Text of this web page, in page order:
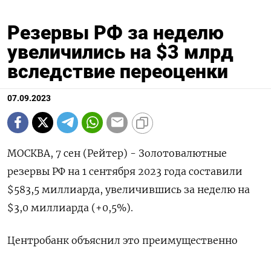
Резервы РФ за неделю
увеличились на $3 млрд
вследствие переоценки
07.09.2023
МОСКВА, 7 сен (Рейтер) - Золотовалютные
резервы РФ на 1 сентября 2023 года составили
$583,5 миллиарда, увеличившись за неделю на
$3,0 миллиарда (+0,5%).
Центробанк объяснил это преимущественно